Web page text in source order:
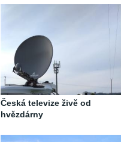
Česká televize živě od
hvězdárny